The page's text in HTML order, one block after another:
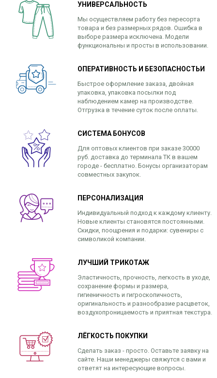
УНИВЕРСАЛЬНОСТЬ
Мы осуществляем работу без пересорта
товара и без размерных рядов. Ошибка в
выборе размера исключена. Модели
функциональны и просты в использовании.
ОПЕРАТИВНОСТЬ И БЕЗОПАСНОСТЬИ
Быстрое оформление заказа, двойная
упаковка, упаковка посылки под
наблюдением камер на производстве.
Отгрузка в течение суток после оплаты.
СИСТЕМА БОНУСОВ
Для оптовых клиентов при заказе 30000
руб. доставка до терминала ТК в вашем
городе - бесплатно. Бонусы организаторам
совместных закупок.
ПЕРСОНАЛИЗАЦИЯ
Индивидуальный подход к каждому клиенту.
Новые клиенты становятся постоянными.
Скидки, поощрения и подарки: сувениры с
символикой компании.
ЛУЧШИЙ ТРИКОТАЖ
Эластичность, прочность, легкость в уходе,
сохранение формы и размера,
гигиеничность и гигроскопичность,
оригинальность и разнообразие расцветок,
воздухопроницаемость и приятная текстура.
ЛЁГКОСТЬ ПОКУПКИ
Сделать заказ - просто. Оставьте заявку на
сайте. Наши менеджеры свяжутся с вами и
ответят на интересующие вопросы.